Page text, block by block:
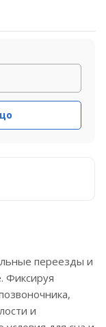
переезды и
Фиксируя
и